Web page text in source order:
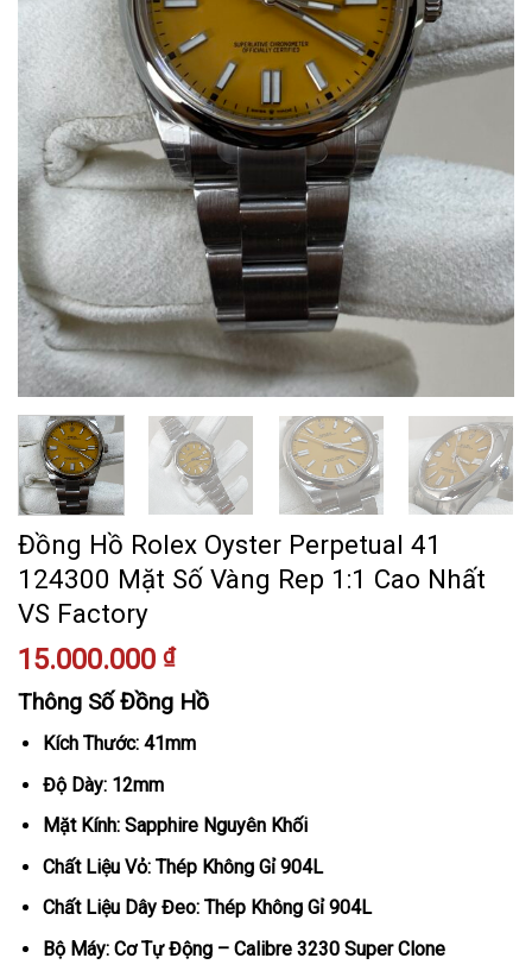
Đồng Hồ Rolex Oyster Perpetual 41
124300 Mặt Số Vàng Rep 1:1 Cao Nhất
VS Factory
15.000.000 ₫
Thông Số Đồng Hồ
Kích Thước: 41mm
Độ Dày: 12mm
Mặt Kính: Sapphire Nguyên Khối
Chất Liệu Vỏ: Thép Không Gỉ 904L
Chất Liệu Dây Đeo: Thép Không Gỉ 904L
Bộ Máy: Cơ Tự Động – Calibre 3230 Super Clone